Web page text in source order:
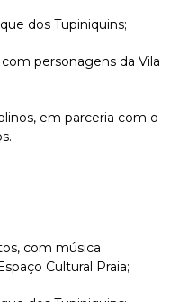
dos Tupiniquins;
personagens da Vila
em parceria com o
com música
Cultural Praia;